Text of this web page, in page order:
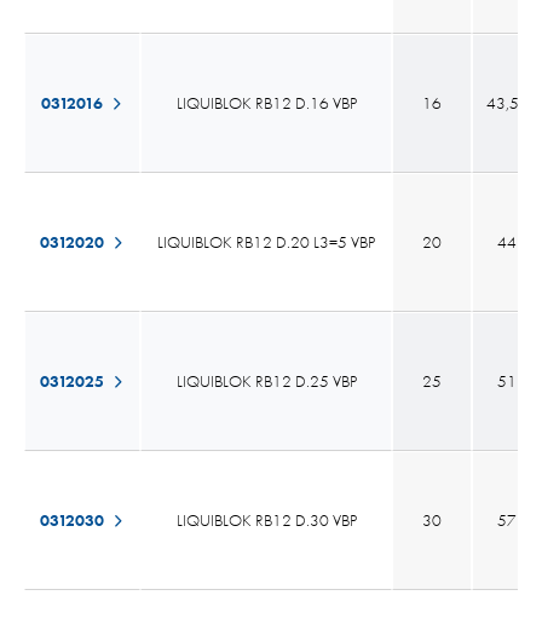
0312016 LIQUIBLOK RB12 D.16 VBP
0312020 LIQUIBLOK RB12 D.20 L3=5 VBP
0312025 LIQUIBLOK RB12 D.25 VBP
0312030 LIQUIBLOK RB12 D.30 VBP
16 43,55
20 44
25 51
30 57